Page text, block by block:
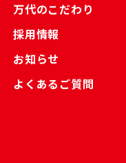
万代のこだわり
採用情報
お知らせ
よくあるご質問